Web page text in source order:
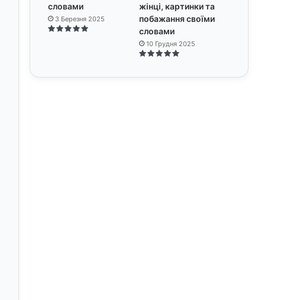
словами
3 Березня 2025
жінці, картинки та
побажання своїми
словами
10 Грудня 2025